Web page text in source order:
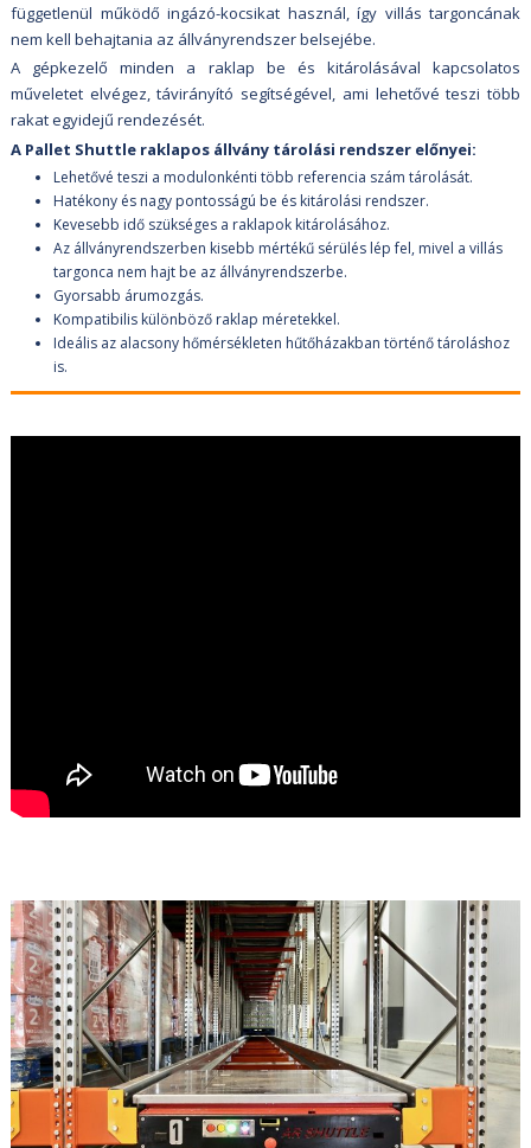
függetlenül működő ingázó-kocsikat használ, így villás targoncának
nem kell behajtania az állványrendszer belsejébe.
A gépkezelő minden a raklap be és kitárolásával kapcsolatos
műveletet elvégez, távirányító segítségével, ami lehetővé teszi több
rakat egyidejű rendezését.
A Pallet Shuttle raklapos állvány tárolási rendszer előnyei:
Lehetővé teszi a modulonkénti több referencia szám tárolását.
Hatékony és nagy pontosságú be és kitárolási rendszer.
Kevesebb idő szükséges a raklapok kitárolásához.
Az állványrendszerben kisebb mértékű sérülés lép fel, mivel a villás
targonca nem hajt be az állványrendszerbe.
Gyorsabb árumozgás.
Kompatibilis különböző raklap méretekkel.
Ideális az alacsony hőmérsékleten hűtőházakban történő tároláshoz
is.